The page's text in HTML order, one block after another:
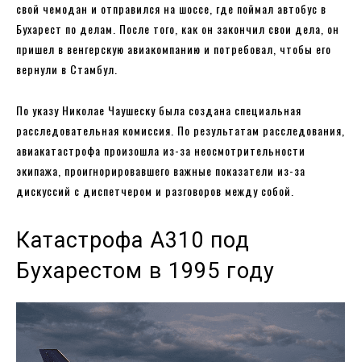
свой чемодан и отправился на шоссе, где поймал автобус в
Бухарест по делам. После того, как он закончил свои дела, он
пришел в венгерскую авиакомпанию и потребовал, чтобы его
вернули в Стамбул.
По указу Николае Чаушеску была создана специальная
расследовательная комиссия. По результатам расследования,
авиакатастрофа произошла из-за неосмотрительности
экипажа, проигнорировавшего важные показатели из-за
дискуссий с диспетчером и разговоров между собой.
Катастрофа А310 под
Бухарестом в 1995 году